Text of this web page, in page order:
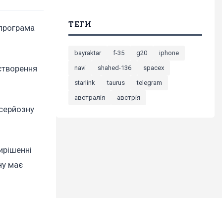
має
ТЕГИ
bayraktar f-35 g20
iphone
navi
shahed-136
spacex
starlink
taurus
telegram
австралія
австрія